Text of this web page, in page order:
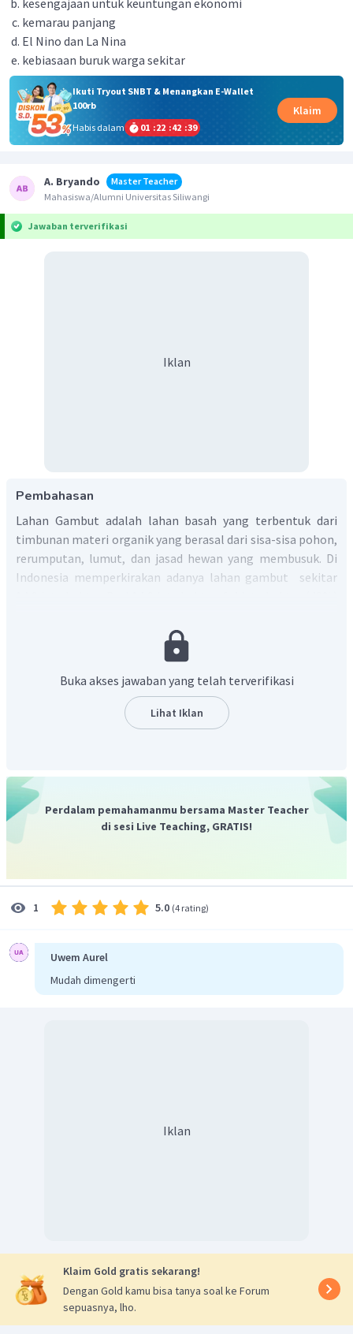
kesengajaan untuk keuntungan ekonomi
kemarau panjang
El Nino dan La Nina
kebiasaan buruk warga sekitar
Ikuti Tryout SNBT & Menangkan E-Wallet
100rb
Habis dalam
01 :22 :42 :39
Klaim
A. Bryando
Master Teacher
Mahasiswa/Alumni Universitas Siliwangi
Jawaban terverifikasi
Iklan
Pembahasan
Lahan Gambut adalah lahan basah yang terbentuk dari
timbunan materi organik yang berasal dari sisa-sisa pohon,
rerumputan, lumut, dan jasad hewan yang membusuk. Di
Indonesia memperkirakan adanya lahan gambut sekitar
Kalimantan, dan 3,7 juta hektar (25%) di Pulau Papua. Pulau
Sumatera dan Kalimantan memiliki lahan gambut lebih
kebutuhan sehari-hari masyarakat pulau tersebut
melakukan pembakaran secara liar untuk
sebagai lahan berpindahdan dimanfaatkan untuk
dan fauna.
Jadi, jawaban yang tepat adalah A.
Buka akses jawaban yang telah terverifikasi
Lihat Iklan
Perdalam pemahamanmu bersama Master Teacher
di sesi Live Teaching, GRATIS!
1 5.0 (4 rating)
Uwem Aurel
Mudah dimengerti
Iklan
Klaim Gold gratis sekarang!
Dengan Gold kamu bisa tanya soal ke Forum
sepuasnya, lho.